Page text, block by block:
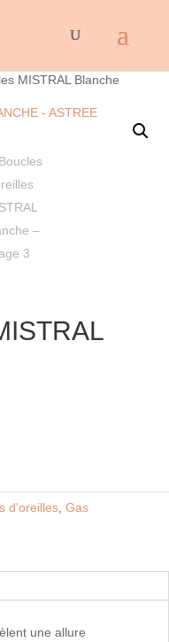
MISTRAL Blanche
d'oreilles Gas
une allure